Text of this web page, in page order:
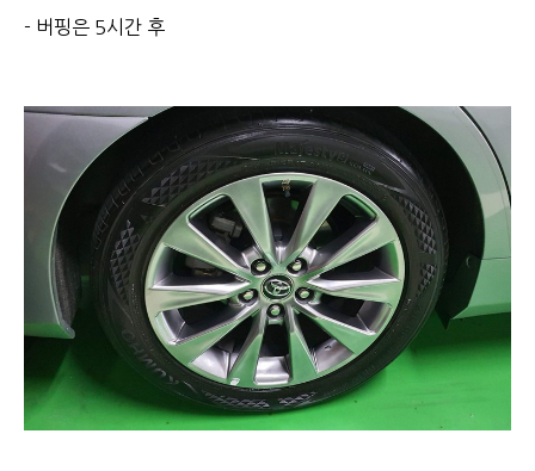
- 버핑은 5시간 후